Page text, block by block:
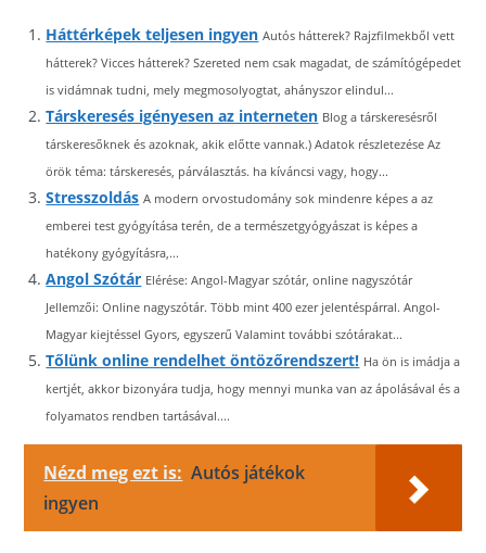
Háttérképek teljesen ingyen Autós hátterek? Rajzfilmekből vett
hátterek? Vicces hátterek? Szereted nem csak magadat, de számítógépedet
is vidámnak tudni, mely megmosolyogtat, ahányszor elindul...
Társkeresés igényesen az interneten Blog a társkeresésről
társkeresőknek és azoknak, akik előtte vannak.) Adatok részletezése Az
örök téma: társkeresés, párválasztás. ha kíváncsi vagy, hogy...
Stresszoldás A modern orvostudomány sok mindenre képes a az
emberei test gyógyítása terén, de a természetgyógyászat is képes a
hatékony gyógyításra,...
Angol Szótár Elérése: Angol-Magyar szótár, online nagyszótár
Jellemzői: Online nagyszótár. Több mint 400 ezer jelentéspárral. Angol-
Magyar kiejtéssel Gyors, egyszerű Valamint további szótárakat...
Tőlünk online rendelhet öntözőrendszert! Ha ön is imádja a
kertjét, akkor bizonyára tudja, hogy mennyi munka van az ápolásával és a
folyamatos rendben tartásával....
Nézd meg ezt is: Autós játékok
ingyen